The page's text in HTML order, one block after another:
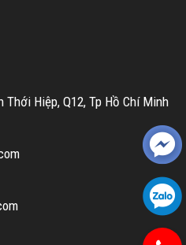
Hiệp, Q12, Tp Hồ Chí Minh